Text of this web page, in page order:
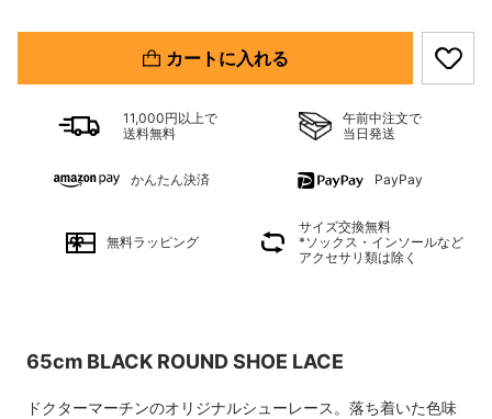
カートに入れる
11,000円以上で
送料無料
午前中注文で
当日発送
かんたん決済 PayPay
無料ラッピング
サイズ交換無料
*ソックス・インソールなど
アクセサリ類は除く
65cm BLACK ROUND SHOE LACE
ドクターマーチンのオリジナルシューレース。落ち着いた色味